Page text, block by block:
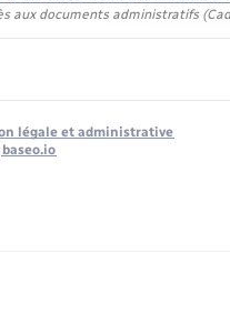
aux documents administratifs
légale et administrative
baseo.io